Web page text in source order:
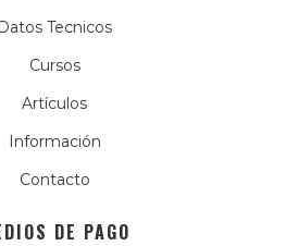
Datos Tecnicos
Cursos
Artículos
Información
Contacto
DE PAGO